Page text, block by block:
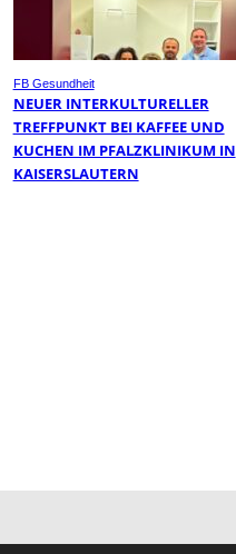
FB Gesundheit
NEUER INTERKULTURELLER
TREFFPUNKT BEI KAFFEE UND
KUCHEN IM PFALZKLINIKUM IN
KAISERSLAUTERN